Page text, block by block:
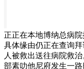
正正在本地博纳总病
具体缘由仍正在查询
人被救出送往病院救
部素叻他尼府发生一路